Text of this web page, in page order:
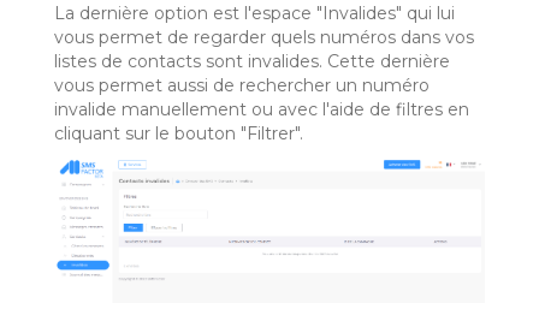
La dernière option est l'espace "Invalides" qui lui
vous permet de regarder quels numéros dans vos
listes de contacts sont invalides. Cette dernière
vous permet aussi de rechercher un numéro
invalide manuellement ou avec l'aide de filtres en
cliquant sur le bouton "Filtrer".